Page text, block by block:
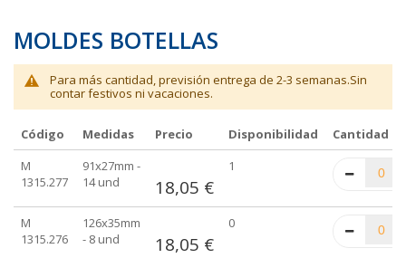
MOLDES BOTELLAS
Para más cantidad, previsión entrega de 2-3 semanas.Sin
contar festivos ni vacaciones.
Elementos
de
Código Medidas Precio Disponibilidad
Cantidad
M
1315.277
91x27mm -
14 und
18,05 €
1
M
1315.276
126x35mm
- 8 und
18,05 €
0